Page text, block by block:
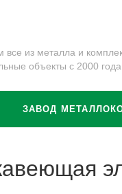
все из металла и
объекты с 2000 года.
ЗАВОД